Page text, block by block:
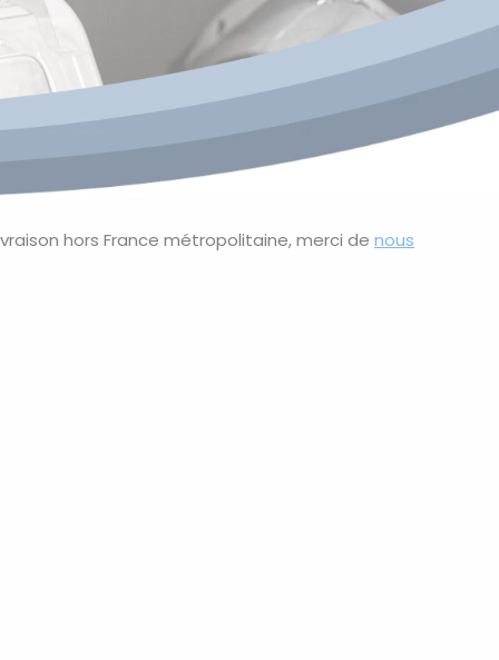
hors France métropolitaine, merci de nous